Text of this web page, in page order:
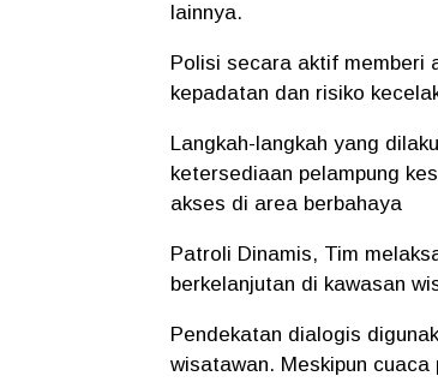
lainnya.
Polisi secara aktif memberi
kepadatan dan risiko
Langkah-langkah yang
ketersediaan pelampung
akses di area berbahaya
Patroli Dinamis, Tim
berkelanjutan di kawasan
Pendekatan dialogis
wisatawan. Meskipun